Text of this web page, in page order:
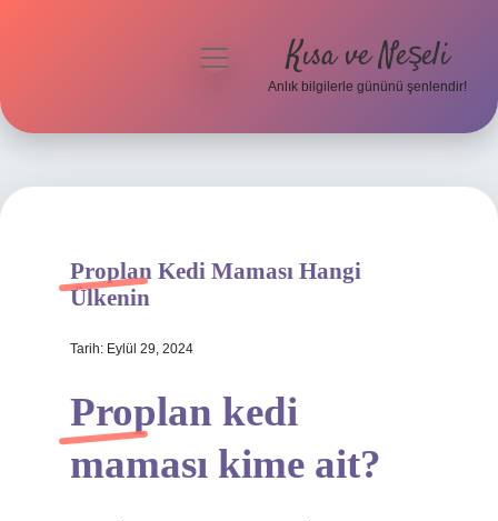
Hakkımızda
menüyü
Kısa ve Neşeli
Anlık bilgilerle gününü şenlendir!
Proplan Kedi Maması Hangi
Ülkenin
Tarih: Eylül 29, 2024
Proplan kedi
maması kime ait?